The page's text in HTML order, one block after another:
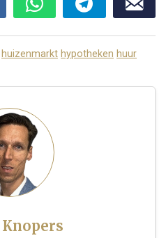
huizenmarkt hypotheken huur